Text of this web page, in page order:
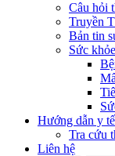
Câu hỏi
Truyền
Bản tin
Sức
Hướng dẫn y tế
Tra cứu
Liên hệ